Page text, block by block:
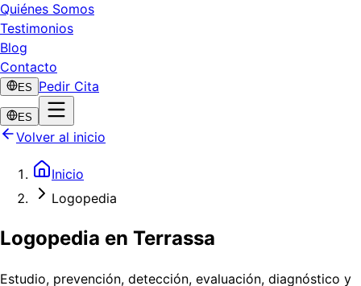
Quiénes Somos
Testimonios
Blog
Contacto
ES Pedir Cita
ES
Volver al inicio
Inicio
Logopedia
Logopedia en Terrassa
Estudio, prevención, detección, evaluación, diagnóstico y